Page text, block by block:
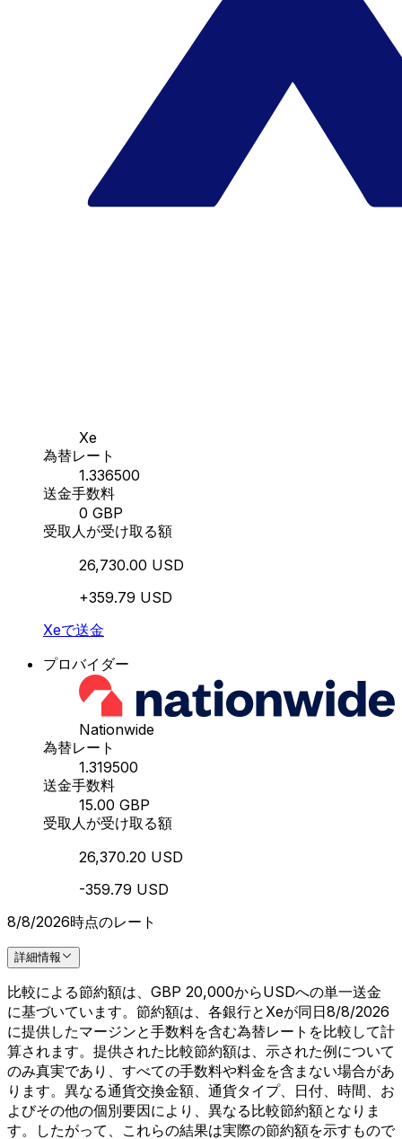
Xe
為替レート
1.336500
送金手数料
0 GBP
受取人が受け取る額
26,730.00 USD
+359.79 USD
Xeで送金
プロバイダー
Nationwide
為替レート
1.319500
送金手数料
15.00 GBP
受取人が受け取る額
26,370.20 USD
-359.79 USD
8/8/2026時点のレート
詳細情報
比較による節約額は、GBP 20,000からUSDへの単一送金
に基づいています。節約額は、各銀行とXeが同日8/8/2026
に提供したマージンと手数料を含む為替レートを比較して計
算されます。提供された比較節約額は、示された例について
のみ真実であり、すべての手数料や料金を含まない場合があ
ります。異なる通貨交換金額、通貨タイプ、日付、時間、お
よびその他の個別要因により、異なる比較節約額となりま
す。したがって、これらの結果は実際の節約額を示すもので